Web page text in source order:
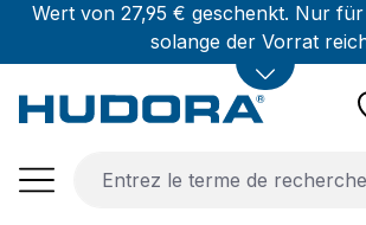
Wert von 27,95 € geschenkt. Nur
solange der Vorrat